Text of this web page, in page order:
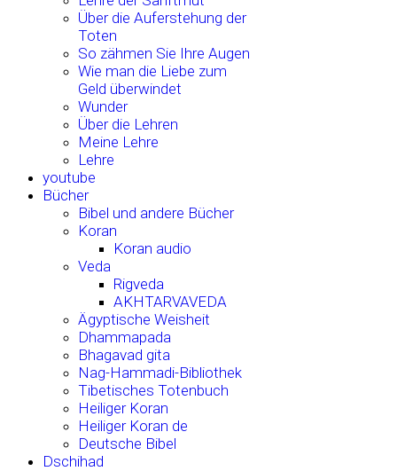
Über die Auferstehung der
Toten
So zähmen Sie Ihre Augen
Wie man die Liebe zum
Geld überwindet
Wunder
Über die Lehren
Meine Lehre
Lehre
youtube
Bücher
Bibel und andere Bücher
Koran
Koran audio
Veda
Rigveda
AKHTARVAVEDA
Ägyptische Weisheit
Dhammapada
Bhagavad gita
Nag-Hammadi-Bibliothek
Tibetisches Totenbuch
Heiliger Koran
Heiliger Koran de
Deutsche Bibel
Dschihad